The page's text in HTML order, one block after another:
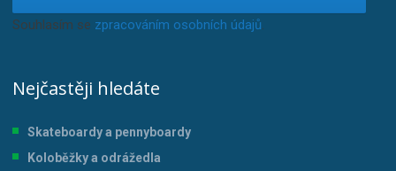
Souhlasím se zpracováním osobních údajů.
Nejčastěji hledáte
Skateboardy a pennyboardy
Koloběžky a odrážedla